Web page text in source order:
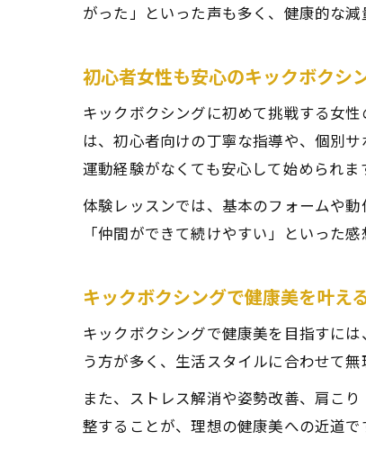
がった」といった声も多く、健康的な
初心者女性も安心のキックボクシ
キックボクシングに初めて挑戦する女
は、初心者向けの丁寧な指導や、個別
運動経験がなくても安心して始められま
体験レッスンでは、基本のフォームや
「仲間ができて続けやすい」といった
キックボクシングで健康美を叶え
キックボクシングで健康美を目指すに
う方が多く、生活スタイルに合わせて
また、ストレス解消や姿勢改善、肩こ
整することが、理想の健康美への近道